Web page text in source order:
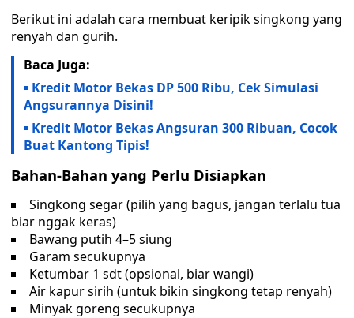
Berikut ini adalah cara membuat keripik singkong yang
renyah dan gurih.
Baca Juga:
Kredit Motor Bekas DP 500 Ribu, Cek Simulasi
Angsurannya Disini!
Kredit Motor Bekas Angsuran 300 Ribuan, Cocok
Buat Kantong Tipis!
Bahan-Bahan yang Perlu Disiapkan
Singkong segar (pilih yang bagus, jangan terlalu tua
biar nggak keras)
Bawang putih 4–5 siung
Garam secukupnya
Ketumbar 1 sdt (opsional, biar wangi)
Air kapur sirih (untuk bikin singkong tetap renyah)
Minyak goreng secukupnya